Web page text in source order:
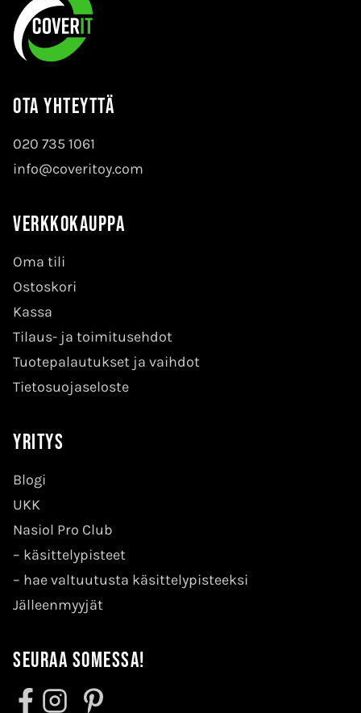
Ota yhteyttä
020 735 1061
info@coveritoy.com
Verkkokauppa
Oma tili
Ostoskori
Kassa
Tilaus- ja toimitusehdot
Tuotepalautukset ja vaihdot
Tietosuojaseloste
Yritys
Blogi
UKK
Nasiol Pro Club
– käsittelypisteet
– hae valtuutusta käsittelypisteeksi
Jälleenmyyjät
Seuraa somessa!